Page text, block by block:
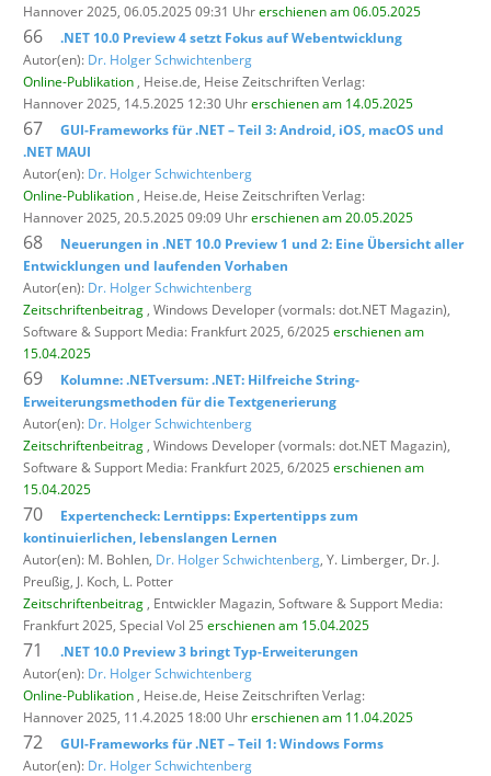
Hannover 2025, 06.05.2025 09:31 Uhrerschienen am 06.05.2025
66
.NET 10.0 Preview 4 setzt Fokus auf Webentwicklung
Autor(en): Dr. Holger Schwichtenberg
Online-Publikation , Heise.de, Heise Zeitschriften Verlag:
Hannover 2025, 14.5.2025 12:30 Uhrerschienen am 14.05.2025
67
GUI-Frameworks für .NET – Teil 3: Android, iOS, macOS und
.NET MAUI
Autor(en): Dr. Holger Schwichtenberg
Online-Publikation , Heise.de, Heise Zeitschriften Verlag:
Hannover 2025, 20.5.2025 09:09 Uhrerschienen am 20.05.2025
68
Neuerungen in .NET 10.0 Preview 1 und 2: Eine Übersicht aller
Entwicklungen und laufenden Vorhaben
Autor(en): Dr. Holger Schwichtenberg
Zeitschriftenbeitrag , Windows Developer (vormals: dot.NET Magazin),
Software & Support Media: Frankfurt 2025, 6/2025 erschienen am
15.04.2025
69
Kolumne: .NETversum: .NET: Hilfreiche String-
Erweiterungsmethoden für die Textgenerierung
Autor(en): Dr. Holger Schwichtenberg
Zeitschriftenbeitrag , Windows Developer (vormals: dot.NET Magazin),
Software & Support Media: Frankfurt 2025, 6/2025 erschienen am
15.04.2025
70
Expertencheck: Lerntipps: Expertentipps zum
kontinuierlichen, lebenslangen Lernen
Autor(en): M. Bohlen, Dr. Holger Schwichtenberg, Y. Limberger, Dr. J.
Preußig, J. Koch, L. Potter
Zeitschriftenbeitrag , Entwickler Magazin, Software & Support Media:
Frankfurt 2025, Special Vol 25 erschienen am 15.04.2025
71
.NET 10.0 Preview 3 bringt Typ-Erweiterungen
Autor(en): Dr. Holger Schwichtenberg
Online-Publikation , Heise.de, Heise Zeitschriften Verlag:
Hannover 2025, 11.4.2025 18:00 Uhrerschienen am 11.04.2025
72
GUI-Frameworks für .NET – Teil 1: Windows Forms
Autor(en): Dr. Holger Schwichtenberg